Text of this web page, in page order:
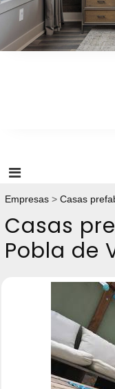
Empresas Casas
Casas
Pobla de